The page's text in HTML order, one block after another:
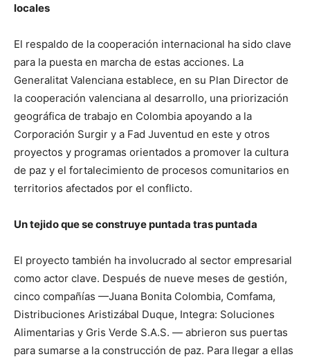
locales
El respaldo de la cooperación internacional ha sido clave
para la puesta en marcha de estas acciones. La
Generalitat Valenciana establece, en su Plan Director de
la cooperación valenciana al desarrollo, una priorización
geográfica de trabajo en Colombia apoyando a la
Corporación Surgir y a Fad Juventud en este y otros
proyectos y programas orientados a promover la cultura
de paz y el fortalecimiento de procesos comunitarios en
territorios afectados por el conflicto.
Un tejido que se construye puntada tras puntada
El proyecto también ha involucrado al sector empresarial
como actor clave. Después de nueve meses de gestión,
cinco compañías —Juana Bonita Colombia, Comfama,
Distribuciones Aristizábal Duque, Integra: Soluciones
Alimentarias y Gris Verde S.A.S. — abrieron sus puertas
para sumarse a la construcción de paz. Para llegar a ellas